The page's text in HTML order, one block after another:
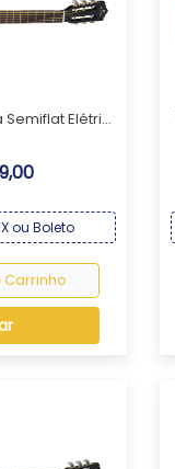
Elétri...
ou Boleto